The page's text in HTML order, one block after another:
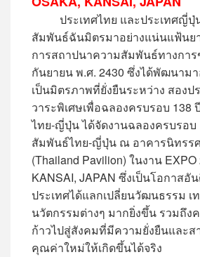
ประเทศไทย และประเทศญี่ปุ่น
สัมพันธ์ฉันมิตรมาอย่างแน่นแฟ้นย
การสถาปนาความสัมพันธ์ทางกา
กันยายน พ.ศ. 2430 ซึ่งได้พัฒนามา
เป็นมิตรภาพที่ยั่งยืนระหว่าง สองป
วาระพิเศษเพื่อฉลองครบรอบ 138
ไทย-ญี่ปุ่น ได้จัดงานฉลองครบรอบ
สัมพันธ์ไทย-ญี่ปุ่น ณ อาคารนิทรร
(Thailand Pavilion) ในงาน EXPO
KANSAI, JAPAN ซึ่งเป็นโอกาสอั
ประเทศได้แลกเปลี่ยนวัฒนธรรม เ
นวัตกรรมต่างๆ มากยิ่งขึ้น รวมถึง
ก้าวไปสู่สังคมที่มีความยั่งยืนและส
คุณค่าใหม่ให้เกิดขึ้นได้จริง